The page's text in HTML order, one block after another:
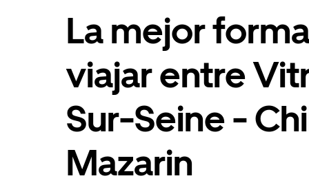
La mejor
viajar entre
Sur-Seine -
Mazarin